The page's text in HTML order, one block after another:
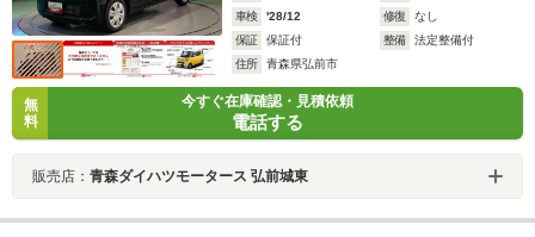
車検
'28/12 修復
なし
保証
保証付 整備
法定整備付
住所
青森県弘前市
無
料
今すぐ在庫確認・見積依頼
電話する
販売店： 青森ダイハツモータース 弘前城東